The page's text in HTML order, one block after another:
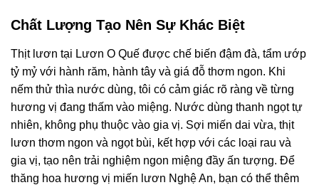
Chất Lượng Tạo Nên Sự Khác Biệt
Thịt lươn tại Lươn O Quế được chế biến đậm đà, tẩm ướp
tỷ mỷ với hành răm, hành tây và giá đỗ thơm ngon. Khi
nếm thử thìa nước dùng, tôi có cảm giác rõ ràng về từng
hương vị đang thấm vào miệng. Nước dùng thanh ngọt tự
nhiên, không phụ thuộc vào gia vị. Sợi miến dai vừa, thịt
lươn thơm ngon và ngọt bùi, kết hợp với các loại rau và
gia vị, tạo nên trải nghiệm ngon miệng đầy ấn tượng. Để
thăng hoa hương vị miến lươn Nghệ An, bạn có thể thêm